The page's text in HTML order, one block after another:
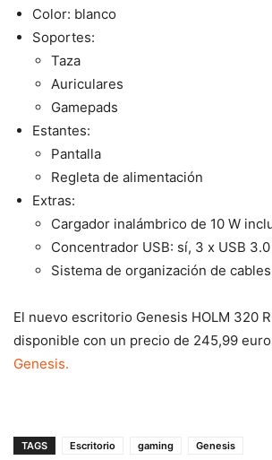
Color: blanco
Soportes:
Taza
Auriculares
Gamepads
Estantes:
Pantalla
Regleta de alimentación
Extras:
Cargador inalámbrico de 10 W
Concentrador USB: sí, 3 x USB 3.0
Sistema de organización de
El nuevo escritorio Genesis HOLM 320
disponible con un precio de 245,99
Genesis.
TAGS Escritorio gaming Genesis